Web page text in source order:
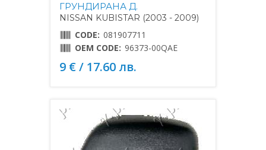
ГРУНДИРАНА Д.
NISSAN KUBISTAR (2003 - 2009)
CODE: 081907711
OEM CODE: 96373-00QAE
9 € / 17.60 лв.